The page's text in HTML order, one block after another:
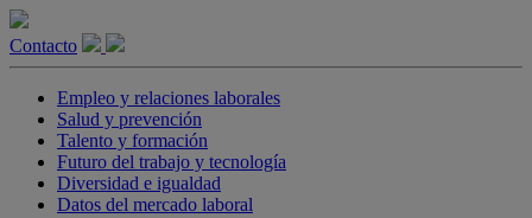
Contacto
Empleo y relaciones laborales
Salud y prevención
Talento y formación
Futuro del trabajo y tecnología
Diversidad e igualdad
Datos del mercado laboral